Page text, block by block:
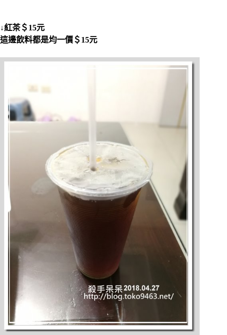
↓紅茶＄15元
這邊飲料都是均一價＄15元